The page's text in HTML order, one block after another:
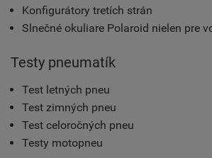
Konfigurátory tretích strán
Slnečné okuliare Polaroid nielen pre
Testy pneumatík
Test letných pneu
Test zimných pneu
Test celoročných pneu
Testy motopneu